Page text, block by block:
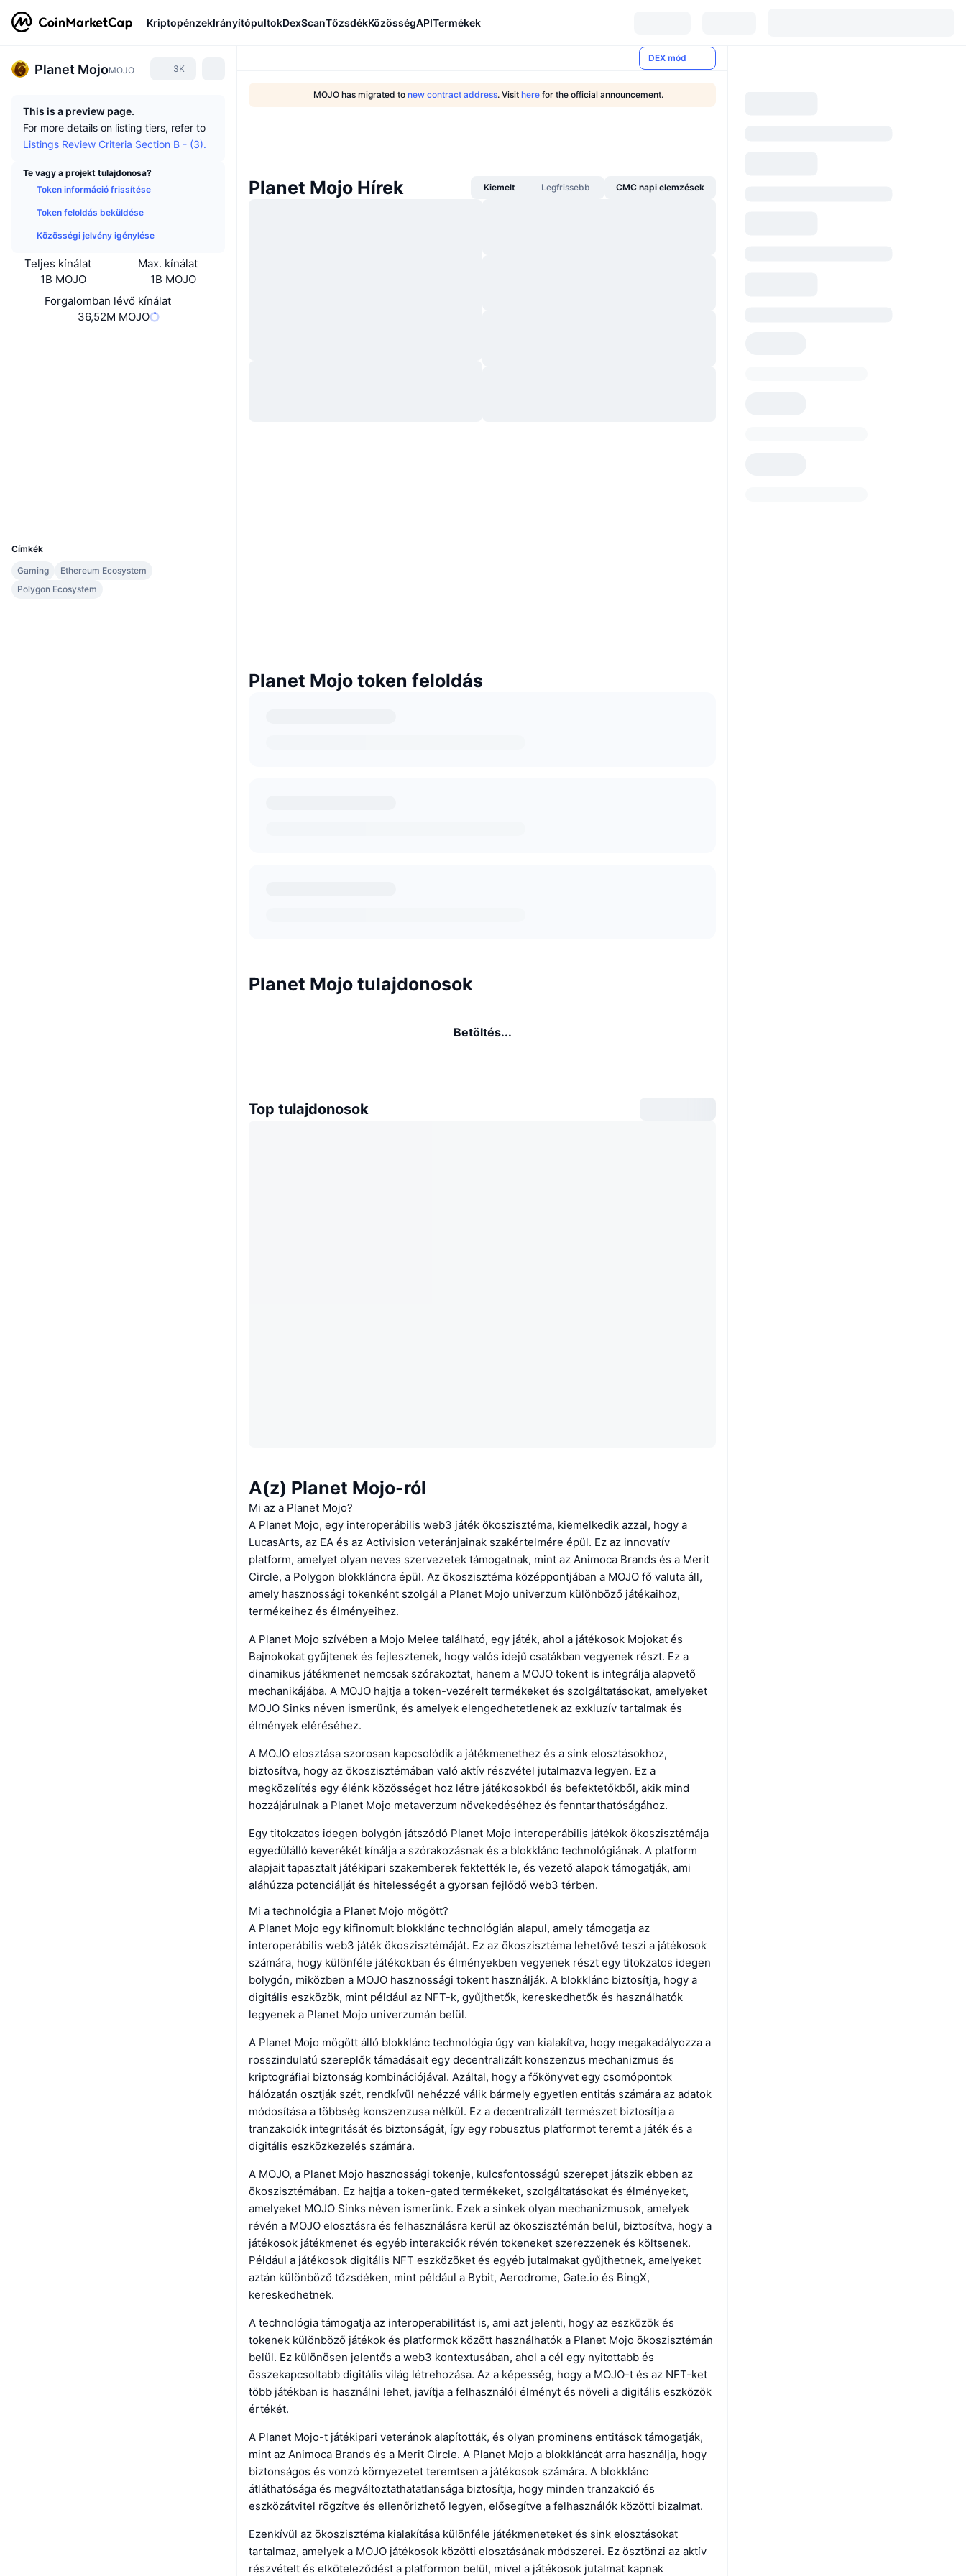
KriptopénzekIrányítópultokDexScanTőzsdékKözösségAPITermékek
Planet MojoMOJO 3K
This is a preview page.
For more details on listing tiers, refer to
Listings Review Criteria Section B - (3).
Te vagy a projekt tulajdonosa?
Token információ frissítése
Token feloldás beküldése
Közösségi jelvény igénylése
Teljes kínálat
1B MOJO
Max. kínálat
1B MOJO
Forgalomban lévő kínálat
36,52M MOJO
Címkék
Gaming
Ethereum Ecosystem
Polygon Ecosystem
DEX mód
MOJO has migrated to new contract address. Visit herefor the official announcement.
Planet Mojo Hírek Kiemelt Legfrissebb CMC napi elemzések
Planet Mojo token feloldás
Planet Mojo tulajdonosok
Betöltés...
Top tulajdonosok
A(z) Planet Mojo-ról
Mi az a Planet Mojo?
A Planet Mojo, egy interoperábilis web3 játék ökoszisztéma, kiemelkedik azzal, hogy a
LucasArts, az EA és az Activision veteránjainak szakértelmére épül. Ez az innovatív
platform, amelyet olyan neves szervezetek támogatnak, mint az Animoca Brands és a Merit
Circle, a Polygon blokkláncra épül. Az ökoszisztéma középpontjában a MOJO fő valuta áll,
amely hasznossági tokenként szolgál a Planet Mojo univerzum különböző játékaihoz,
termékeihez és élményeihez.
A Planet Mojo szívében a Mojo Melee található, egy játék, ahol a játékosok Mojokat és
Bajnokokat gyűjtenek és fejlesztenek, hogy valós idejű csatákban vegyenek részt. Ez a
dinamikus játékmenet nemcsak szórakoztat, hanem a MOJO tokent is integrálja alapvető
mechanikájába. A MOJO hajtja a token-vezérelt termékeket és szolgáltatásokat, amelyeket
MOJO Sinks néven ismerünk, és amelyek elengedhetetlenek az exkluzív tartalmak és
élmények eléréséhez.
A MOJO elosztása szorosan kapcsolódik a játékmenethez és a sink elosztásokhoz,
biztosítva, hogy az ökoszisztémában való aktív részvétel jutalmazva legyen. Ez a
megközelítés egy élénk közösséget hoz létre játékosokból és befektetőkből, akik mind
hozzájárulnak a Planet Mojo metaverzum növekedéséhez és fenntarthatóságához.
Egy titokzatos idegen bolygón játszódó Planet Mojo interoperábilis játékok ökoszisztémája
egyedülálló keverékét kínálja a szórakozásnak és a blokklánc technológiának. A platform
alapjait tapasztalt játékipari szakemberek fektették le, és vezető alapok támogatják, ami
aláhúzza potenciálját és hitelességét a gyorsan fejlődő web3 térben.
Mi a technológia a Planet Mojo mögött?
A Planet Mojo egy kifinomult blokklánc technológián alapul, amely támogatja az
interoperábilis web3 játék ökoszisztémáját. Ez az ökoszisztéma lehetővé teszi a játékosok
számára, hogy különféle játékokban és élményekben vegyenek részt egy titokzatos idegen
bolygón, miközben a MOJO hasznossági tokent használják. A blokklánc biztosítja, hogy a
digitális eszközök, mint például az NFT-k, gyűjthetők, kereskedhetők és használhatók
legyenek a Planet Mojo univerzumán belül.
A Planet Mojo mögött álló blokklánc technológia úgy van kialakítva, hogy megakadályozza a
rosszindulatú szereplők támadásait egy decentralizált konszenzus mechanizmus és
kriptográfiai biztonság kombinációjával. Azáltal, hogy a főkönyvet egy csomópontok
hálózatán osztják szét, rendkívül nehézzé válik bármely egyetlen entitás számára az adatok
módosítása a többség konszenzusa nélkül. Ez a decentralizált természet biztosítja a
tranzakciók integritását és biztonságát, így egy robusztus platformot teremt a játék és a
digitális eszközkezelés számára.
A MOJO, a Planet Mojo hasznossági tokenje, kulcsfontosságú szerepet játszik ebben az
ökoszisztémában. Ez hajtja a token-gated termékeket, szolgáltatásokat és élményeket,
amelyeket MOJO Sinks néven ismerünk. Ezek a sinkek olyan mechanizmusok, amelyek
révén a MOJO elosztásra és felhasználásra kerül az ökoszisztémán belül, biztosítva, hogy a
játékosok játékmenet és egyéb interakciók révén tokeneket szerezzenek és költsenek.
Például a játékosok digitális NFT eszközöket és egyéb jutalmakat gyűjthetnek, amelyeket
aztán különböző tőzsdéken, mint például a Bybit, Aerodrome, Gate.io és BingX,
kereskedhetnek.
A technológia támogatja az interoperabilitást is, ami azt jelenti, hogy az eszközök és
tokenek különböző játékok és platformok között használhatók a Planet Mojo ökoszisztémán
belül. Ez különösen jelentős a web3 kontextusában, ahol a cél egy nyitottabb és
összekapcsoltabb digitális világ létrehozása. Az a képesség, hogy a MOJO-t és az NFT-ket
több játékban is használni lehet, javítja a felhasználói élményt és növeli a digitális eszközök
értékét.
A Planet Mojo-t játékipari veteránok alapították, és olyan prominens entitások támogatják,
mint az Animoca Brands és a Merit Circle. A Planet Mojo a blokkláncát arra használja, hogy
biztonságos és vonzó környezetet teremtsen a játékosok számára. A blokklánc
átláthatósága és megváltoztathatatlansága biztosítja, hogy minden tranzakció és
eszközátvitel rögzítve és ellenőrizhető legyen, elősegítve a felhasználók közötti bizalmat.
Ezenkívül az ökoszisztéma kialakítása különféle játékmeneteket és sink elosztásokat
tartalmaz, amelyek a MOJO játékosok közötti elosztásának módszerei. Ez ösztönzi az aktív
részvételt és elköteleződést a platformon belül, mivel a játékosok jutalmat kapnak